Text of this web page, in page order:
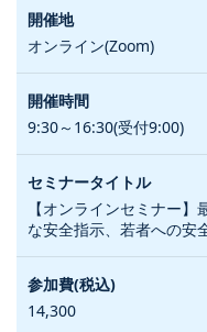
オンライン(Zoom)
9:30～16:30(受付9:00)
【オンラインセミナー
な安全指示、若者への安
14,300